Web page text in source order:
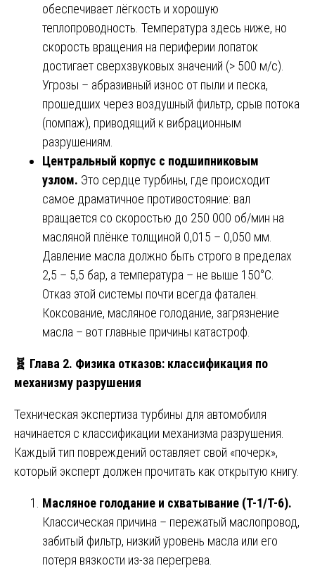
обеспечивает лёгкость и хорошую
теплопроводность. Температура здесь ниже, но
скорость вращения на периферии лопаток
достигает сверхзвуковых значений (> 500 м/с).
Угрозы – абразивный износ от пыли и песка,
прошедших через воздушный фильтр, срыв потока
(помпаж), приводящий к вибрационным
разрушениям.
Центральный корпус с подшипниковым
узлом. Это сердце турбины, где происходит
самое драматичное противостояние: вал
вращается со скоростью до 250 000 об/мин на
масляной плёнке толщиной 0,015 – 0,050 мм.
Давление масла должно быть строго в пределах
2,5 – 5,5 бар, а температура – не выше 150°C.
Отказ этой системы почти всегда фатален.
Коксование, масляное голодание, загрязнение
масла – вот главные причины катастроф.
🧬 Глава 2. Физика отказов: классификация по
механизму разрушения
Техническая экспертиза турбины для автомобиля
начинается с классификации механизма разрушения.
Каждый тип повреждений оставляет свой «почерк»,
который эксперт должен прочитать как открытую книгу.
Масляное голодание и схватывание (T-1/T-6).
Классическая причина – пережатый маслопровод,
забитый фильтр, низкий уровень масла или его
потеря вязкости из-за перегрева.